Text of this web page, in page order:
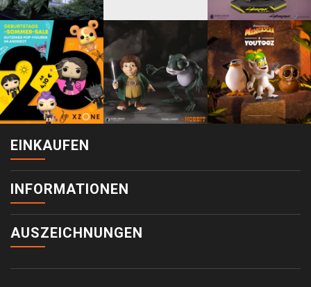
EINKAUFEN
INFORMATIONEN
AUSZEICHNUNGEN